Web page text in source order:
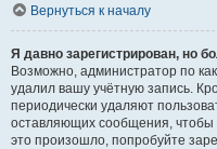
Вернуться к началу
Я давно зарегистрирован, но
Возможно, администратор по
удалил вашу учётную запись.
периодически удаляют
оставляющих сообщения,
это произошло, попробуйте